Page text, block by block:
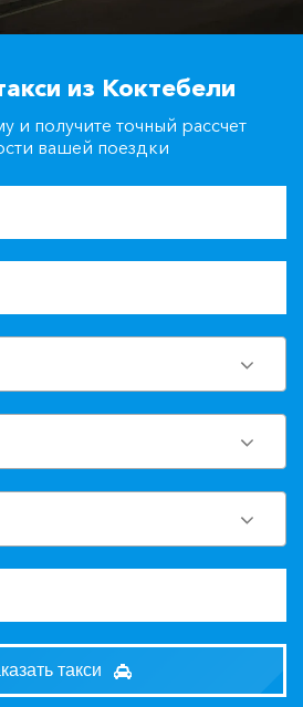
такси
из Коктебели
и получите точный рассчет
вашей поездки
такси